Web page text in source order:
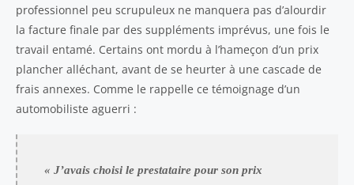
professionnel peu scrupuleux ne manquera pas d’alourdir
la facture finale par des suppléments imprévus, une fois le
travail entamé. Certains ont mordu à l’hameçon d’un prix
plancher alléchant, avant de se heurter à une cascade de
frais annexes. Comme le rappelle ce témoignage d’un
automobiliste aguerri :
« J’avais choisi le prestataire pour son prix